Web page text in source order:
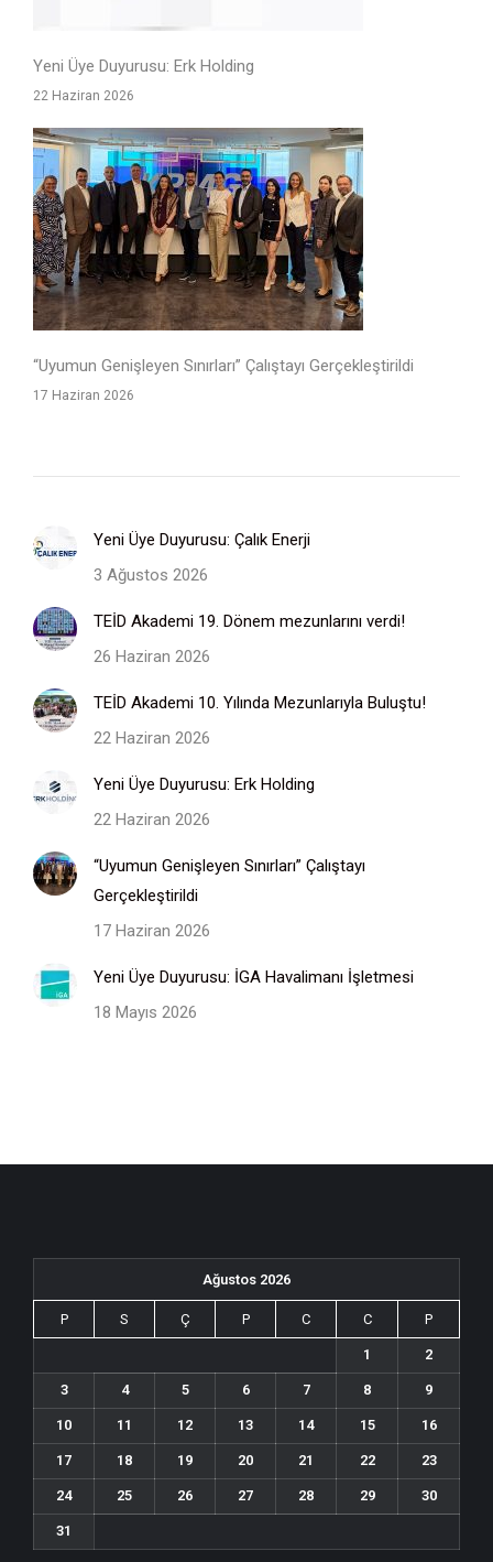
Yeni Üye Duyurusu: Erk Holding
22 Haziran 2026
“Uyumun Genişleyen Sınırları” Çalıştayı Gerçekleştirildi
17 Haziran 2026
Yeni Üye Duyurusu: Çalık Enerji
3 Ağustos 2026
TEİD Akademi 19. Dönem mezunlarını verdi!
26 Haziran 2026
TEİD Akademi 10. Yılında Mezunlarıyla Buluştu!
22 Haziran 2026
Yeni Üye Duyurusu: Erk Holding
22 Haziran 2026
“Uyumun Genişleyen Sınırları” Çalıştayı
Gerçekleştirildi
17 Haziran 2026
Yeni Üye Duyurusu: İGA Havalimanı İşletmesi
18 Mayıs 2026
Ağustos 2026
P S Ç P C C P
1 2
3 4 5 6 7 8 9
10 11 12 13 14 15 16
17 18 19 20 21 22 23
24 25 26 27 28 29 30
31